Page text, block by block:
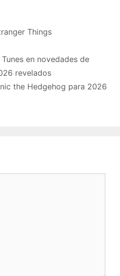
Things
en novedades de
revelados
the Hedgehog para 2026